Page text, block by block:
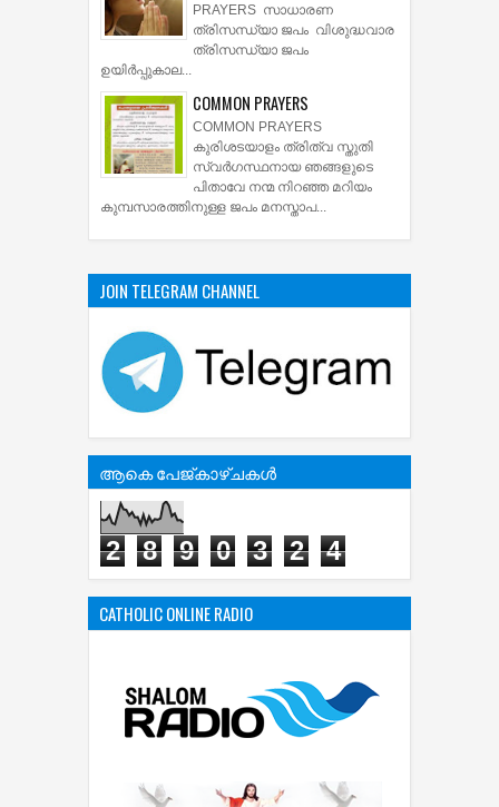
PRAYERS സാധാരണ
ത്രിസന്ധ്യാ ജപം വിശുദ്ധവാര
ത്രിസന്ധ്യാ ജപം
ഉയിര്‍പ്പുകാല...
COMMON PRAYERS
COMMON PRAYERS
കുരിശടയാളം ത്രിത്വ സ്തുതി
സ്വര്‍ഗസ്ഥനായ ഞങ്ങളുടെ
പിതാവേ നന്മ നിറഞ്ഞ മറിയം
കുമ്പസാരത്തിനുള്ള ജപം മനസ്താപ...
JOIN TELEGRAM CHANNEL
ആകെ പേജ്‌കാഴ്‌ചകള്‍
2 8 9 0 3 2 4
CATHOLIC ONLINE RADIO